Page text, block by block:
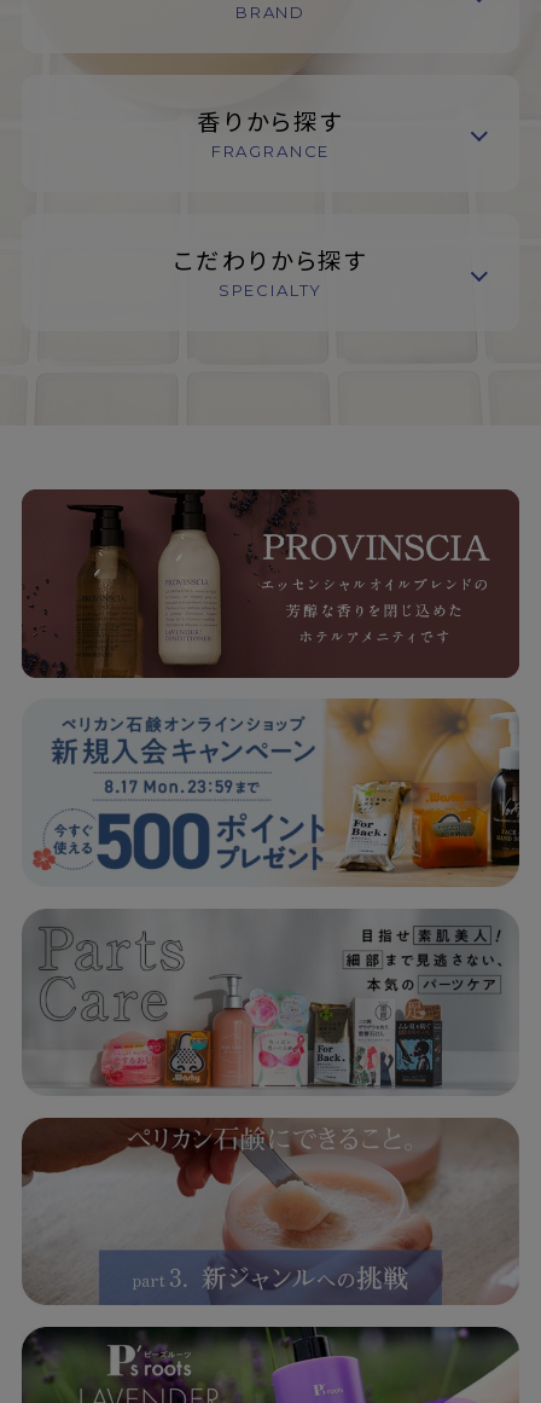
BRAND
香りから探す
FRAGRANCE
こだわりから探す
SPECIALTY